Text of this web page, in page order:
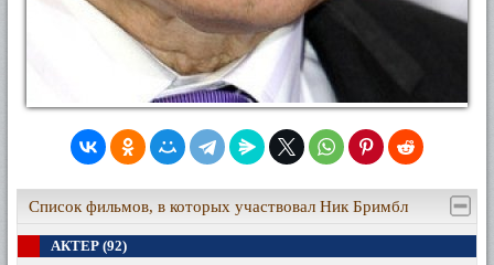
Список фильмов, в которых участвовал Ник Бримбл
АКТЕР (92)